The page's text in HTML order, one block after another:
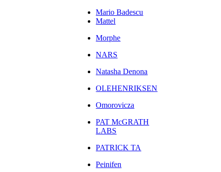
Mario Badescu
Mattel
Morphe
NARS
Natasha Denona
OLEHENRIKSEN
Omorovicza
PAT McGRATH
LABS
PATRICK TA
Peinifen